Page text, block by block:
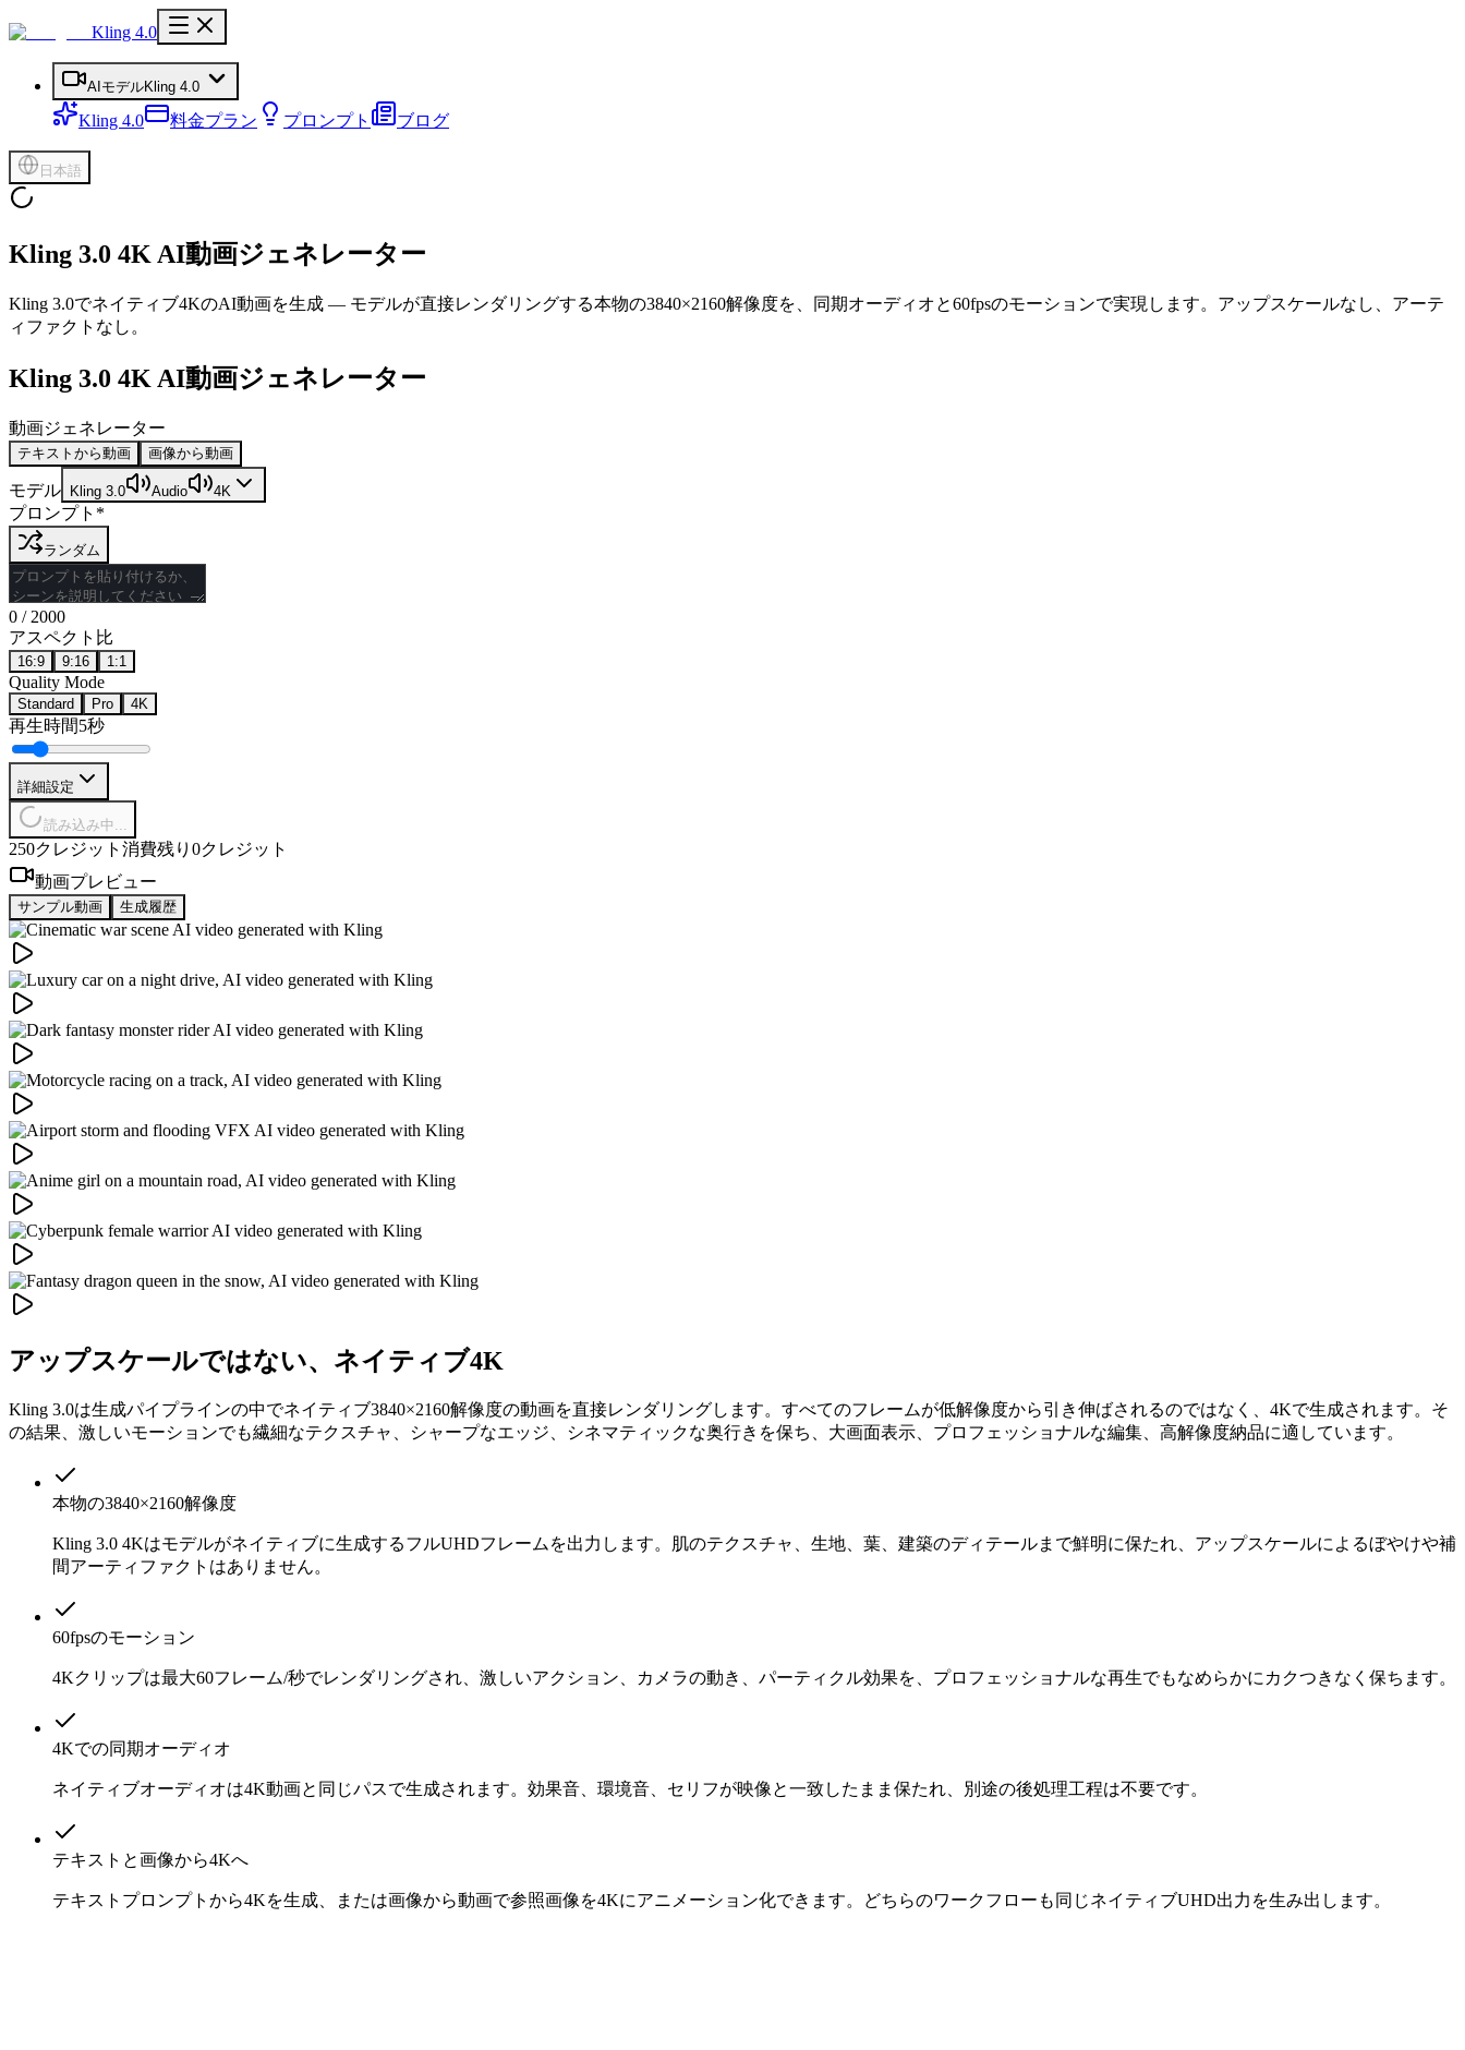
Kling 4.0
AIモデルKling 4.0
Kling 4.0 料金プラン プロンプト ブログ
日本語
Kling 3.0 4K AI動画ジェネレーター
Kling 3.0でネイティブ4KのAI動画を生成 — モデルが直接レンダリングする本物の3840×2160解像度を、同期オーディオと60fpsのモーションで実現します。アップスケールなし、アーテ
ィファクトなし。
Kling 3.0 4K AI動画ジェネレーター
動画ジェネレーター
テキストから動画 画像から動画
モデル Kling 3.0 Audio 4K
プロンプト *
ランダム
0 / 2000
アスペクト比
16:9 9:16 1:1
Quality Mode
Standard Pro 4K
再生時間5秒
詳細設定
読み込み中...
250クレジット消費残り0クレジット
動画プレビュー
サンプル動画 生成履歴
アップスケールではない、ネイティブ4K
Kling 3.0は生成パイプラインの中でネイティブ3840×2160解像度の動画を直接レンダリングします。すべてのフレームが低解像度から引き伸ばされるのではなく、4Kで生成されます。そ
の結果、激しいモーションでも繊細なテクスチャ、シャープなエッジ、シネマティックな奥行きを保ち、大画面表示、プロフェッショナルな編集、高解像度納品に適しています。
本物の3840×2160解像度
Kling 3.0 4Kはモデルがネイティブに生成するフルUHDフレームを出力します。肌のテクスチャ、生地、葉、建築のディテールまで鮮明に保たれ、アップスケールによるぼやけや補
間アーティファクトはありません。
60fpsのモーション
4Kクリップは最大60フレーム/秒でレンダリングされ、激しいアクション、カメラの動き、パーティクル効果を、プロフェッショナルな再生でもなめらかにカクつきなく保ちます。
4Kでの同期オーディオ
ネイティブオーディオは4K動画と同じパスで生成されます。効果音、環境音、セリフが映像と一致したまま保たれ、別途の後処理工程は不要です。
テキストと画像から4Kへ
テキストプロンプトから4Kを生成、または画像から動画で参照画像を4Kにアニメーション化できます。どちらのワークフローも同じネイティブUHD出力を生み出します。